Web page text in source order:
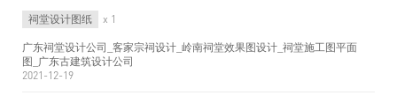
祠堂设计图纸 x 1
广东祠堂设计公司_客家宗祠设计_岭南祠堂效果图设计_祠堂施工图平面
图_广东古建筑设计公司
2021-12-19